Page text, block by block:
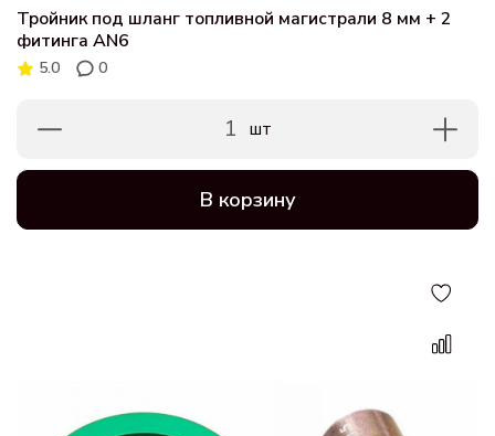
Тройник под шланг топливной магистрали 8 мм + 2
фитинга AN6
5.0 0
1 шт
В корзину